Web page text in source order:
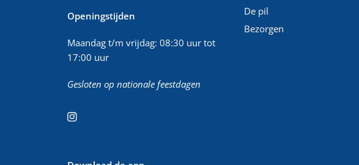
Openingstijden
Maandag t/m vrijdag: 08:30 uur tot
17:00 uur
Gesloten op nationale feestdagen
De pil
Bezorgen